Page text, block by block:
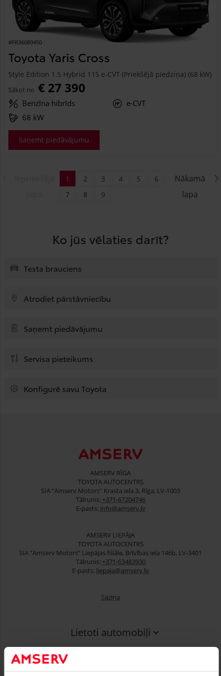
#FR36089450
Toyota Yaris Cross
Style Edition 1.5 Hybrid 115 e-CVT (Priekšējā piedziņa) (68 kW)
Sākot no € 27 390
Benzīna hibrīds
e-CVT
68 kW
Saņemt piedāvājumu
Nākamā
lapa
1 2 3 4 5
6
7
8 9
Ko jūs vēlaties darīt?
Testa brauciens
Atrodiet pārstāvniecību
Saņemt piedāvājumu
Servisa pieteikums
Konfigurē savu Toyota
AMSERV RĪGA
TOYOTA AUTOCENTRS
SIA “Amserv Motors” Krasta iela 3, Rīga, LV-1003
Tālrunis: +371-67204746
E-pasts: info@amserv.lv
AMSERV LIEPĀJA
TOYOTA AUTOCENTRS
SIA “Amserv Motors” Liepājas filiāle, Brīvības iela 146b, LV-3401
Tālrunis: +371-63483930
E-pasts: liepaja@amserv.lv
Saziņa
Lietoti automobiļi
Serviss